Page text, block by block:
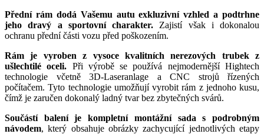
Přední rám dodá Vašemu autu exkluzivní vzhled a podtrhne
jeho dravý a sportovní charakter. Zajistí však i dokonalou
ochranu přední části vozu před poškozením.
Rám je vyroben z vysoce kvalitních nerezových trubek z
ušlechtilé oceli. Při výrobě se používá nejmodernější Hightech
technologie včetně 3D-Laseranlage a CNC strojů řízených
počítačem. Tyto technologie umožňují vyrobit rám z jednoho kusu,
čímž je zaručen dokonalý ladný tvar bez zbytečných svárů.
Součástí balení je kompletní montážní sada s podrobným
návodem, který obsahuje obrázky zachycující jednotlivých etapy